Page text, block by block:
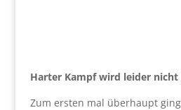
Harter Kampf wird leider
Zum ersten mal überhaupt